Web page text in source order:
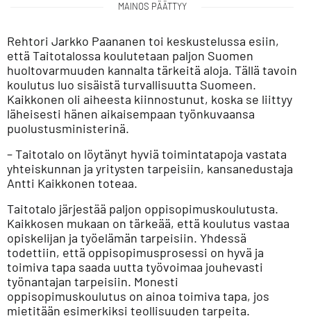
MAINOS PÄÄTTYY
Rehtori Jarkko Paananen toi keskustelussa esiin,
että Taitotalossa koulutetaan paljon Suomen
huoltovarmuuden kannalta tärkeitä aloja. Tällä tavoin
koulutus luo sisäistä turvallisuutta Suomeen.
Kaikkonen oli aiheesta kiinnostunut, koska se liittyy
läheisesti hänen aikaisempaan työnkuvaansa
puolustusministerinä.
– Taitotalo on löytänyt hyviä toimintatapoja vastata
yhteiskunnan ja yritysten tarpeisiin, kansanedustaja
Antti Kaikkonen toteaa.
Taitotalo järjestää paljon oppisopimuskoulutusta.
Kaikkosen mukaan on tärkeää, että koulutus vastaa
opiskelijan ja työelämän tarpeisiin. Yhdessä
todettiin, että oppisopimusprosessi on hyvä ja
toimiva tapa saada uutta työvoimaa jouhevasti
työnantajan tarpeisiin. Monesti
oppisopimuskoulutus on ainoa toimiva tapa, jos
mietitään esimerkiksi teollisuuden tarpeita.